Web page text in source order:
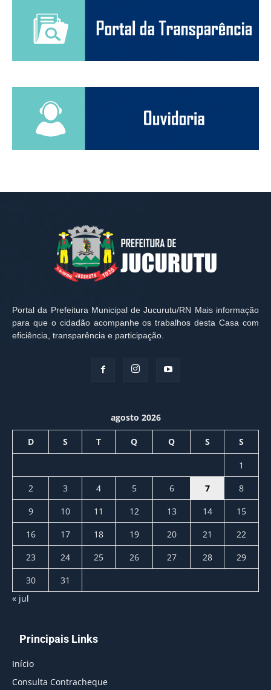
Portal da Prefeitura Municipal de Jucurutu/RN Mais informação
para que o cidadão acompanhe os trabalhos desta Casa com
eficiência, transparência e participação.
agosto 2026
D S T Q Q S S
1
2
3 4 5 6 7
8
9
10 11 12 13 14
15
16
17 18 19 20 21
22
23
24 25 26 27 28
29
30
31
« jul
Principais Links
Início
Consulta Contracheque